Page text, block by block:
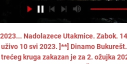
2023... Nadolazece Utakmice. Zabok.
uživo 10 svi 2023. ]**] Dinamo
trećeg kruga zakazan je za 2. ožujka